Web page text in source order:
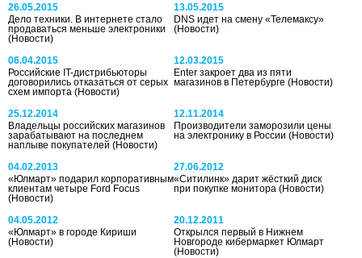
26.05.2015
Дело техники. В интернете стало
продаваться меньше электроники
(Новости)
13.05.2015
DNS идет на смену «Телемаксу»
(Новости)
06.04.2015
Российские IT-дистрибьюторы
договорились отказаться от серых
схем импорта (Новости)
12.03.2015
Enter закроет два из пяти
магазинов в Петербурге(Новости)
25.12.2014
Владельцы российских магазинов
зарабатывают на последнем
наплыве покупателей (Новости)
12.11.2014
Производители заморозили цены
на электронику в России(Новости)
04.02.2013
«Юлмарт» подарил корпоративным
клиентам четыре Ford Focus
(Новости)
27.06.2012
«Ситилинк» дарит жёсткий диск
при покупке монитора(Новости)
04.05.2012
«Юлмарт» в городе Кириши
(Новости)
20.12.2011
Открылся первый в Нижнем
Новгороде кибермаркет Юлмарт
(Новости)